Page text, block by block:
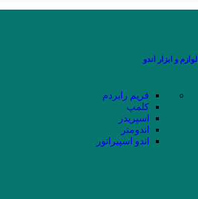
لوازم و ابزار اندو
فریم رابردم
کلمپ
اسپریدر
اندومتر
اندو اسپیراتور